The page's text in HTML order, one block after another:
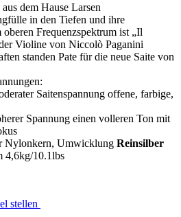
dem Hause Larsen
in den Tiefen und ihre
Frequenzspektrum ist „Il
Violine von Niccolò Paganini
standen Pate für die neue Saite von
Saitenspannung offene, farbige,
Spannung einen volleren Ton mit
Nylonkern, Umwicklung Reinsilber
4,6kg/10.1lbs
stellen